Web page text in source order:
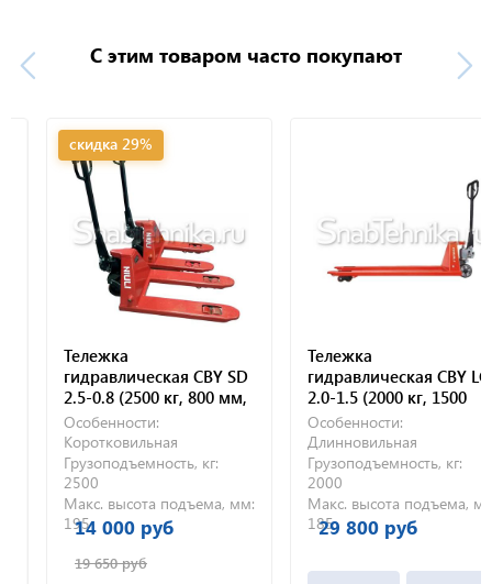
С этим товаром часто покупают
скидка 29%
Тележка
гидравлическая CBY SD
2.5-0.8 (2500 кг, 800 мм,
полиуретановые
колеса)
Особенности:
Коротковильная
Грузоподъемность, кг:
2500
Макс. высота подъема, мм:
19514 000 руб
19 650 руб
Тележка
гидравлическая CBY LC
2.0-1.5 (2000 кг, 1500
мм, полиуретановые
колеса)
Особенности:
Длинновильная
Грузоподъемность, кг:
2000
Макс. высота подъема, мм:
18529 800 руб